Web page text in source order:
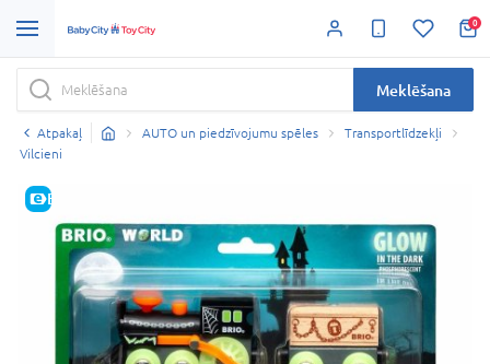
0
Meklēšana
Atpakaļ AUTO un piedzīvojumu spēles
Transportlīdzekļi
Vilcieni
E-CENA